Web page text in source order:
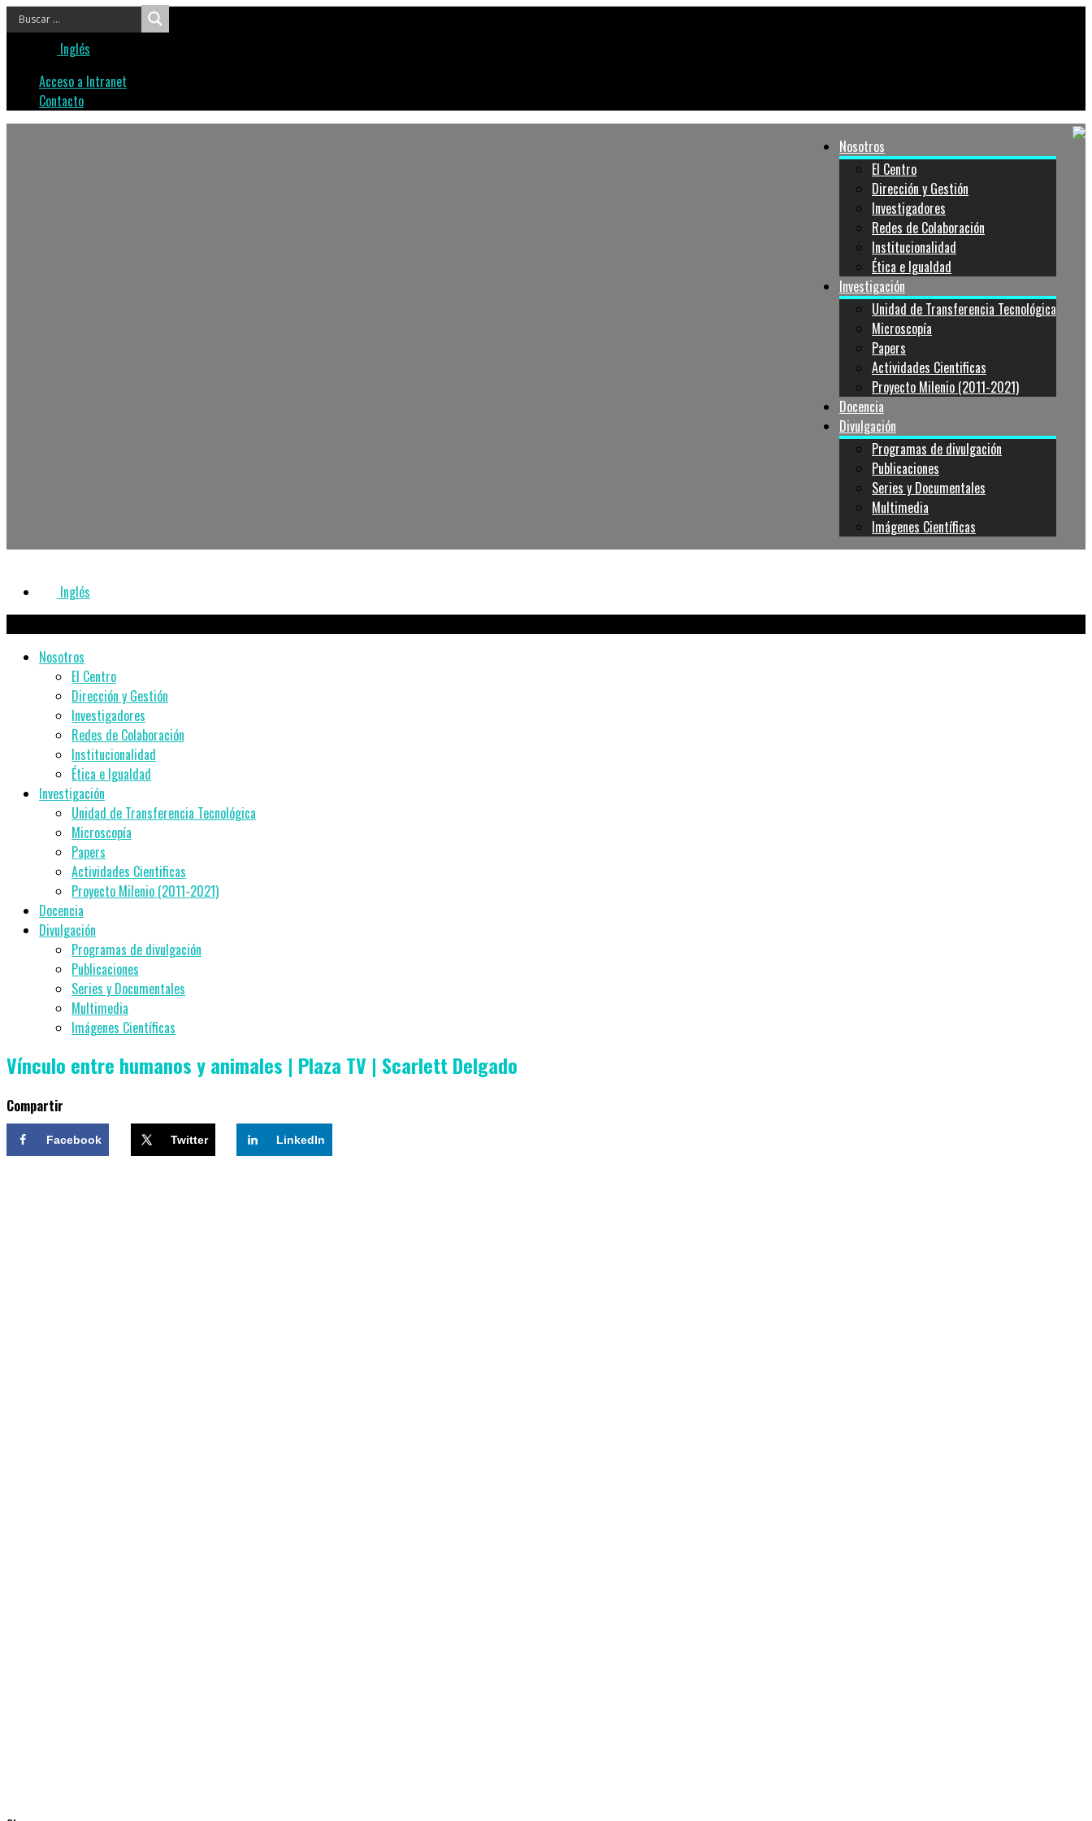
Inglés
Acceso a Intranet
Contacto
Nosotros
El Centro
Dirección y Gestión
Investigadores
Redes de Colaboración
Institucionalidad
Ética e Igualdad
Investigación
Unidad de Transferencia Tecnológica
Microscopía
Papers
Actividades Cientificas
Proyecto Milenio (2011-2021)
Docencia
Divulgación
Programas de divulgación
Publicaciones
Series y Documentales
Multimedia
Imágenes Científicas
Inglés
Nosotros
El Centro
Dirección y Gestión
Investigadores
Redes de Colaboración
Institucionalidad
Ética e Igualdad
Investigación
Unidad de Transferencia Tecnológica
Microscopía
Papers
Actividades Cientificas
Proyecto Milenio (2011-2021)
Docencia
Divulgación
Programas de divulgación
Publicaciones
Series y Documentales
Multimedia
Imágenes Científicas
Vínculo entre humanos y animales | Plaza TV | Scarlett Delgado
Compartir
Facebook Twitter LinkedIn